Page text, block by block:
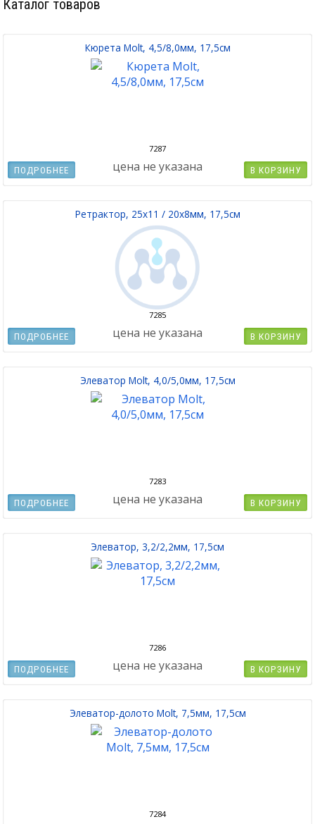
Каталог товаров
Кюрета Molt, 4,5/8,0мм, 17,5см
7287
цена не указана В КОРЗИНУ
ПОДРОБНЕЕ
Ретрактор, 25х11 / 20х8мм, 17,5см
7285
цена не указана В КОРЗИНУ
ПОДРОБНЕЕ
Элеватор Molt, 4,0/5,0мм, 17,5см
7283
цена не указана В КОРЗИНУ
ПОДРОБНЕЕ
Элеватор, 3,2/2,2мм, 17,5см
7286
цена не указана В КОРЗИНУ
ПОДРОБНЕЕ
Элеватор-долото Molt, 7,5мм, 17,5см
7284